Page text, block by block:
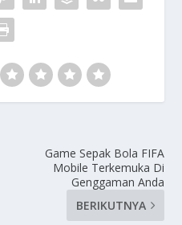
Game Sepak Bola FIFA
Mobile Terkemuka Di
Genggaman Anda
BERIKUTNYA